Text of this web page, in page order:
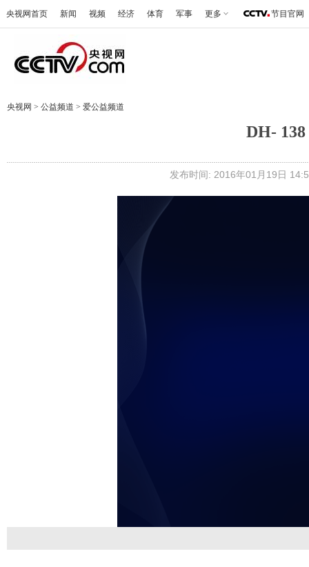
央视网首页 新闻 视频 经济 体育 军事 更多 节目官网
央视网 > 公益频道 > 爱公益频道
DH-
发布时间: 2016年01月19日